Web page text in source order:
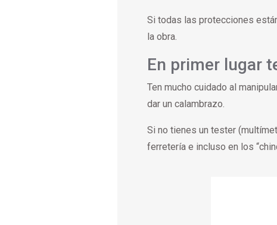
Si todas las protecciones
la obra.
En primer lugar
Ten mucho cuidado al
dar un calambrazo.
Si no tienes un tester
ferretería e incluso en los